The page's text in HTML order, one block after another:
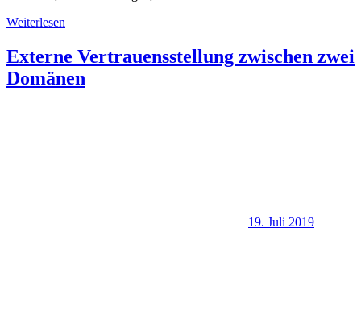
Weiterlesen
Externe Vertrauensstellung zwischen zwei
Domänen
19. Juli 2019